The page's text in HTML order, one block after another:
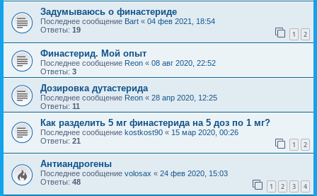
Задумываюсь о финастериде
Последнее сообщение Bart « 04 фев 2021, 18:54
Ответы: 19 1 2
Финастерид. Мой опыт
Последнее сообщение Reon « 08 авг 2020, 22:52
Ответы: 3
Дозировка дутастерида
Последнее сообщение Reon « 28 апр 2020, 12:25
Ответы: 11
Как разделить 5 мг финастерида на 5 доз по 1 мг?
Последнее сообщение kostkost90 « 15 мар 2020, 00:26
Ответы: 21 1 2
Антиандрогены
Последнее сообщение volosax « 24 фев 2020, 15:03
Ответы: 48 1 2 3 4